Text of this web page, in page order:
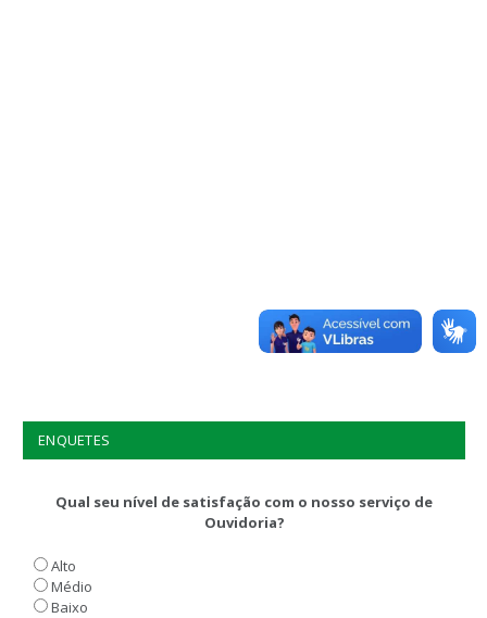
ENQUETES
Qual seu nível de satisfação com o nosso serviço de
Ouvidoria?
Alto
Médio
Baixo